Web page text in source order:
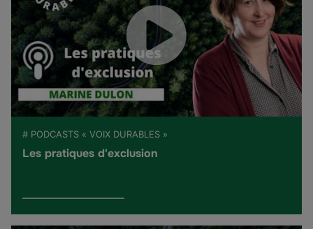
# PODCASTS « VOIX DURABLES »
Les pratiques d'exclusion